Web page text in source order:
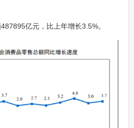
亿元，比上年增长3.5%。